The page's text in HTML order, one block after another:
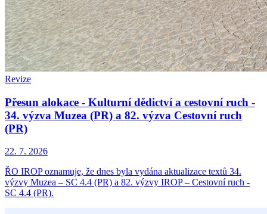
Revize
Přesun alokace - Kulturní dědictví a cestovní ruch -
34. výzva Muzea (PR) a 82. výzva Cestovní ruch
(PR)
22. 7. 2026
ŘO IROP oznamuje, že dnes byla vydána aktualizace textů 34.
výzvy Muzea – SC 4.4 (PR) a 82. výzvy IROP – Cestovní ruch -
SC 4.4 (PR).